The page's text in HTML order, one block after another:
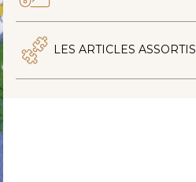
LES ARTICLES ASSORTIS